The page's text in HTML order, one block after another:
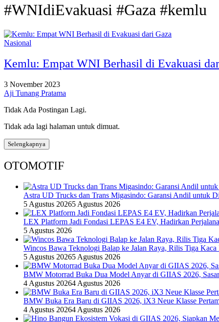
#WNIdiEvakuasi #Gaza #kemlu
Nasional
Kemlu: Empat WNI Berhasil di Evakuasi
3 November 2023
Aji Tunang Pratama
Tidak Ada Postingan Lagi.
Tidak ada lagi halaman untuk dimuat.
Selengkapnya
OTOMOTIF
Astra UD Trucks dan Trans Migasindo: Garansi Andil untuk
5 Agustus 20265 Agustus 2026
LEX Platform Jadi Fondasi LEPAS E4 EV, Hadirkan
5 Agustus 2026
Wincos Bawa Teknologi Balap ke Jalan Raya, Rilis Tiga
5 Agustus 20265 Agustus 2026
BMW Motorrad Buka Dua Model Anyar di GIIAS 2026, Sasar
4 Agustus 20264 Agustus 2026
BMW Buka Era Baru di GIIAS 2026, iX3 Neue Klasse
4 Agustus 20264 Agustus 2026